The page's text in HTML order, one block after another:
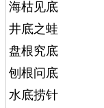
海枯见底
井底之蛙
盘根究底
刨根问底
水底捞针